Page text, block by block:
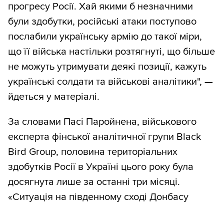
прогресу Росії. Хай якими б незначними
були здобутки, російські атаки поступово
послабили українську армію до такої міри,
що її війська настільки розтягнуті, що більше
не можуть утримувати деякі позиції, кажуть
українські солдати та військові аналітики", —
йдеться у матеріалі.
За словами Пасі Паройнена, військового
експерта фінської аналітичної групи Black
Bird Group, половина територіальних
здобутків Росії в Україні цього року була
досягнута лише за останні три місяці.
«Ситуація на південному сході Донбасу